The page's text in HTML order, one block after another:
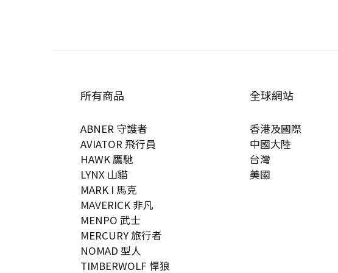
所有商品
ABNER 守護者
AVIATOR 飛行員
HAWK 鷹馳
LYNX 山貓
MARK I 馬克
MAVERICK 非凡
MENPO 武士
MERCURY 旅行者
NOMAD 型人
TIMBERWOLF 悍狼
全球網站
香港及國際
中國大陸
台灣
美國